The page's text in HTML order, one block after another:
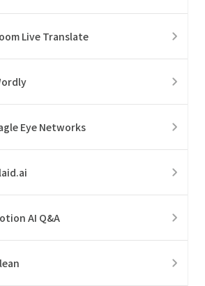
Live Translate
Eye Networks
AI Q&A